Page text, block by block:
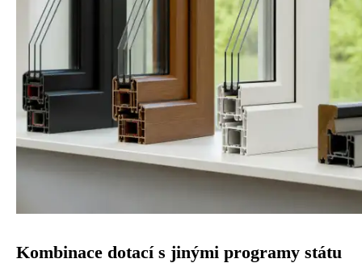
Kombinace dotací s jinými programy státu